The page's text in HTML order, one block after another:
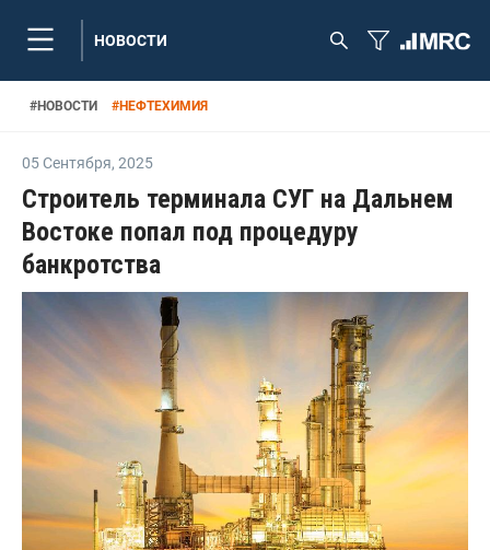
НОВОСТИ
#НОВОСТИ #НЕФТЕХИМИЯ
05 Сентября, 2025
Строитель терминала СУГ на Дальнем
Востоке попал под процедуру
банкротства